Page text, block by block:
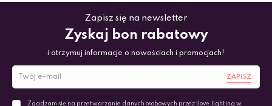
Zapisz się na newsletter
Zyskaj bon rabatowy
i otrzymuj informacje o nowościach i promocjach!
ZAPISZ
Zgadzam się na przetwarzanie danych osobowych przez ilove.lighting w